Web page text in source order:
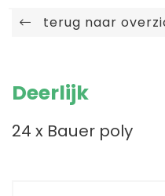
terug naar
Deerlijk
24 x Bauer poly